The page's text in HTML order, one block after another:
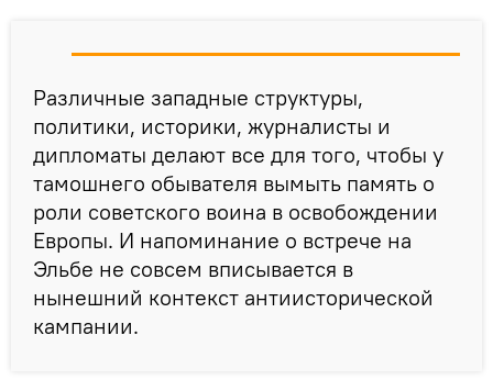
Различные западные структуры,
политики, историки, журналисты и
дипломаты делают все для того, чтобы у
тамошнего обывателя вымыть память о
роли советского воина в освобождении
Европы. И напоминание о встрече на
Эльбе не совсем вписывается в
нынешний контекст антиисторической
кампании.